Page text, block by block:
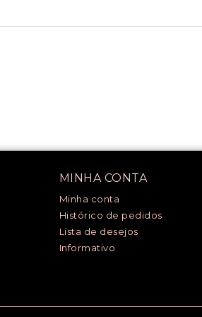
MINHA CONTA
Minha conta
Histórico de pedidos
Lista de desejos
Informativo